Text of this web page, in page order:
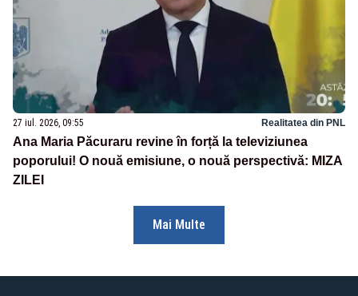
27 iul. 2026, 09:55 Realitatea din PNL
Ana Maria Păcuraru revine în forță la televiziunea
poporului! O nouă emisiune, o nouă perspectivă: MIZA
ZILEI
Mai Multe